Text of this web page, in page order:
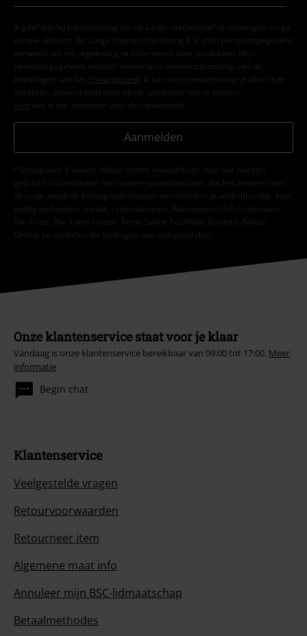
Ik geef hierbij toestemming om de Large-nieuwsbrief te ontvangen en ga
ermee akkoord dat Large Popmerchandising B.V. mijn persoonsgegevens
verwerkt om mij regelmatig te informeren over producten. Mijn
persoonsgegevens worden verwerkt in overeenstemming met de
bepalingen van het
Privacybeleid . Ik kan mijn toestemming te allen tijde
intrekken, bijvoorbeeld door op de ‘afmelden’-link te klikken.
Hier kan ik me afmelden voor de nieuwsbrief.
Aanmelden
*Geldig voor 4 weken. Alleen online inwisselbaar. Kan niet worden
gebruikt in combinatie met andere promotiecodes. Na het invoeren van
de code wordt de korting automatisch verrekend in je winkelmandje. Niet
geldig op boeken, media, cadeaubonnen, Rammstein, (Till) Lindemann,
Die Ärzte, Die Toten Hosen, Feine Sahne Fischfilet, Broilers, Böhse
Onkelz en artikelen die bijdragen aan een goed doel.
Onze klantenservice staat voor je klaar
Vandaag is onze klantenservice bereikbaar van 09:00 tot 17:00. Meer
informatie
Begin chat
Klantenservice
Veelgestelde vragen
Retourvoorwaarden
Retourneer item
Algemene maat info
Annuleer mijn BSC-lidmaatschap
Betaalmethodes